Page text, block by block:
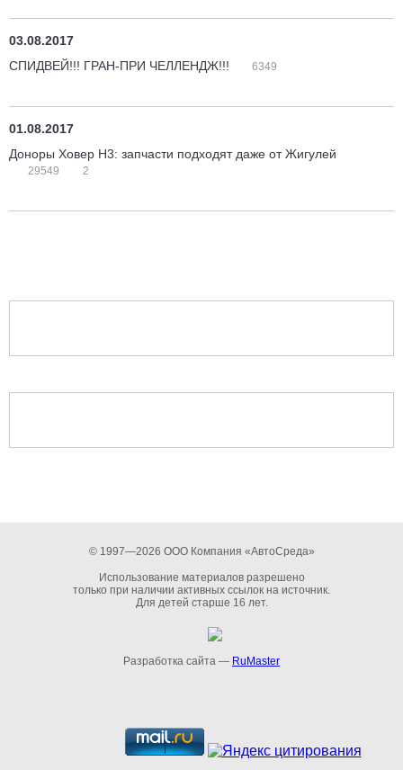
03.08.2017
СПИДВЕЙ!!! ГРАН-ПРИ ЧЕЛЛЕНДЖ!!!
6349
01.08.2017
Доноры Ховер H3: запчасти подходят даже от Жигулей
29549 2
© 1997—2026 ООО Компания «АвтоСреда»
Использование материалов разрешено
только при наличии активных ссылок на источник.
Для детей старше 16 лет.
Разработка сайта — RuMaster